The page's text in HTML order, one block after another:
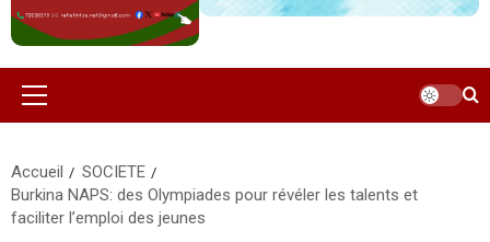
Menu
principal
Accueil
SOCIETE
Burkina NAPS: des Olympiades pour révéler les talents et
faciliter l’emploi des jeunes